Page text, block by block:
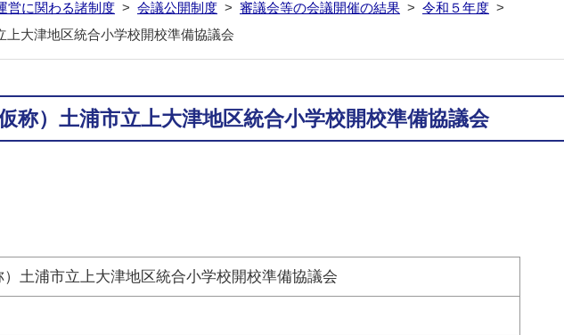
営に関わる諸制度 > 会議公開制度 > 審議会等の会議開催の結果 > 令和５年度 >
上大津地区統合小学校開校準備協議会
称）土浦市立上大津地区統合小学校開校準備協議会
）土浦市立上大津地区統合小学校開校準備協議会